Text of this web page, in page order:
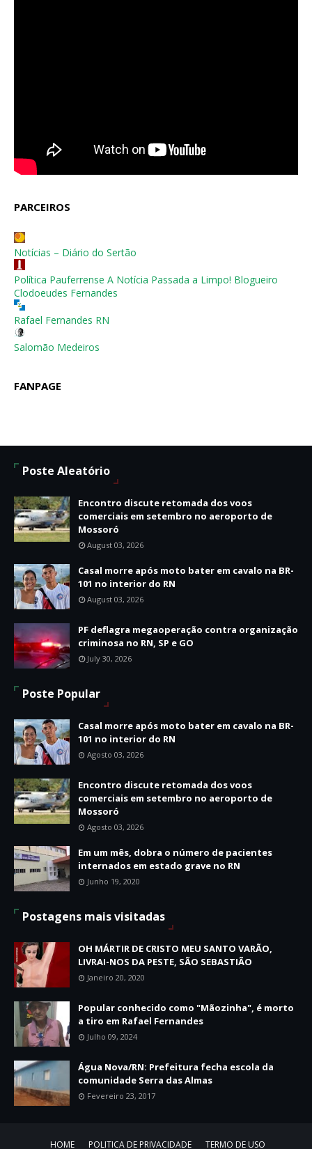
PARCEIROS
Notícias – Diário do Sertão
Política Pauferrense A Notícia Passada a Limpo! Blogueiro
Clodoeudes Fernandes
Rafael Fernandes RN
Salomão Medeiros
FANPAGE
Poste Aleatório
Encontro discute retomada dos voos
comerciais em setembro no aeroporto de
Mossoró
August 03, 2026
Casal morre após moto bater em cavalo na BR-
101 no interior do RN
August 03, 2026
PF deflagra megaoperação contra organização
criminosa no RN, SP e GO
July 30, 2026
Poste Popular
Casal morre após moto bater em cavalo na BR-
101 no interior do RN
Agosto 03, 2026
Encontro discute retomada dos voos
comerciais em setembro no aeroporto de
Mossoró
Agosto 03, 2026
Em um mês, dobra o número de pacientes
internados em estado grave no RN
Junho 19, 2020
Postagens mais visitadas
OH MÁRTIR DE CRISTO MEU SANTO VARÃO,
LIVRAI-NOS DA PESTE, SÃO SEBASTIÃO
Janeiro 20, 2020
Popular conhecido como "Mãozinha", é morto
a tiro em Rafael Fernandes
Julho 09, 2024
Água Nova/RN: Prefeitura fecha escola da
comunidade Serra das Almas
Fevereiro 23, 2017
HOME POLITICA DE PRIVACIDADE TERMO DE USO